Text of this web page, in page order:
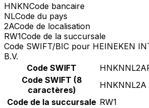
HNKNCode bancaire
NLCode du pays
2ACode de localisation
RW1Code de la succursale
Code SWIFT/BIC pour HEINEKEN
B.V.
Code SWIFT
Code SWIFT (8
caractères)
HNKNNL2A
Code de la succursale RW1